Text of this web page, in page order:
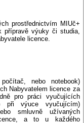
prostřednictvím MIUč+
přípravě výuky či studia,
licence.
nebo notebook)
Nabyvatelem licence za
pro práci vyučujících
při výuce vyučujícím)
smluvně užívaných
a to u každého